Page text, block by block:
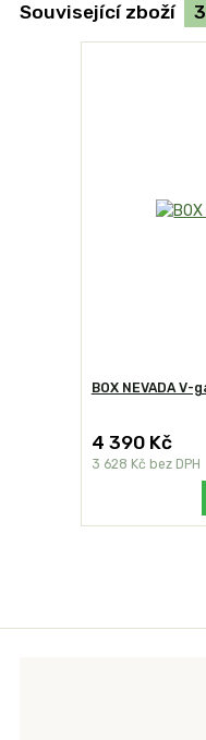
Související zboží 3
BOX NEVADA V-
4 390 Kč
3 628 Kč bez DPH